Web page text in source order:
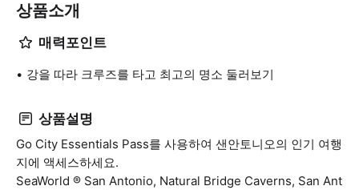
상품소개
매력포인트
강을 따라 크루즈를 타고 최고의 명소 둘러보기
상품설명
Go City Essentials Pass를 사용하여 샌안토니오의 인기 여행
지에 액세스하세요.
SeaWorld ® San Antonio, Natural Bridge Caverns, San Ant